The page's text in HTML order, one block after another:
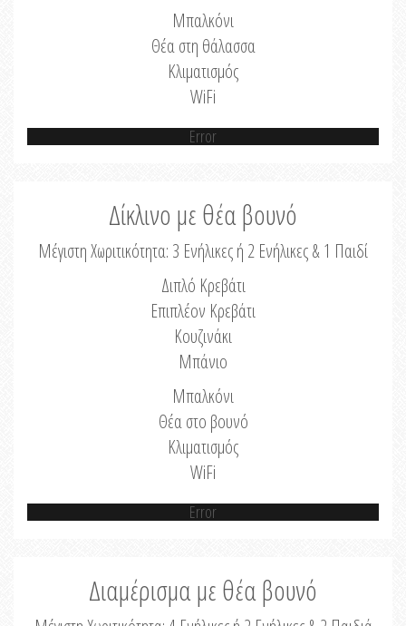
Μπαλκόνι
Θέα στη θάλασσα
Κλιματισμός
WiFi
Error
Δίκλινο με θέα βουνό
Μέγιστη Χωριτικότητα: 3 Ενήλικες ή 2 Ενήλικες & 1 Παιδί
Διπλό Κρεβάτι
Επιπλέον Κρεβάτι
Κουζινάκι
Μπάνιο
Μπαλκόνι
Θέα στο βουνό
Κλιματισμός
WiFi
Error
Διαμέρισμα με θέα βουνό